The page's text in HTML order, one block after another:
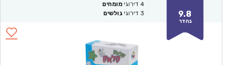
9.8
נהדר
4 דירוגי מומחים
3 דירוגי גולשים